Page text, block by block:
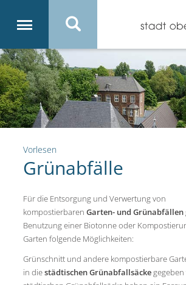
Vorlesen
Grünabfälle
Für die Entsorgung und Verwertung von
kompostierbaren Garten- und Grünabfällen
Benutzung einer Biotonne oder
Garten folgende Möglichkeiten:
Grünschnitt und andere kompostierbare
in diestädtischen Grünabfallsäcke